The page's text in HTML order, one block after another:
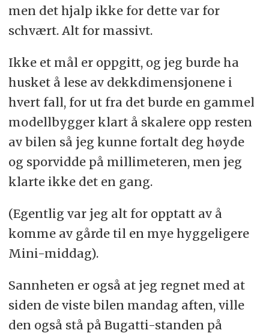
men det hjalp ikke for dette var for
schvært. Alt for massivt.
Ikke et mål er oppgitt, og jeg burde ha
husket å lese av dekkdimensjonene i
hvert fall, for ut fra det burde en gammel
modellbygger klart å skalere opp resten
av bilen så jeg kunne fortalt deg høyde
og sporvidde på millimeteren, men jeg
klarte ikke det en gang.
(Egentlig var jeg alt for opptatt av å
komme av gårde til en mye hyggeligere
Mini-middag).
Sannheten er også at jeg regnet med at
siden de viste bilen mandag aften, ville
den også stå på Bugatti-standen på